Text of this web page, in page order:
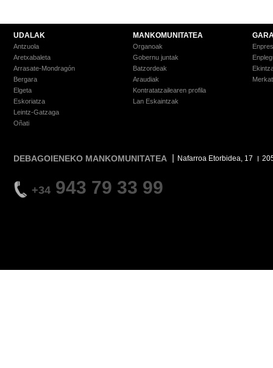
UDALAK
Antzuola
Aretxabaleta
Arrasate-Mondragón
Bergara
Elgeta
Eskoriatza
Leintz-Gatzaga
Oñati
MANKOMUNITATEA
Organoak
Gobernu juntak
Batzordeak
Araudiak
Kontratatzailearen profila
Lan Eskaintzak
DEBAGOIENEKO MANKOMUNITATEA Nafarroa Etorbidea, 17
+34 943 79 33 99